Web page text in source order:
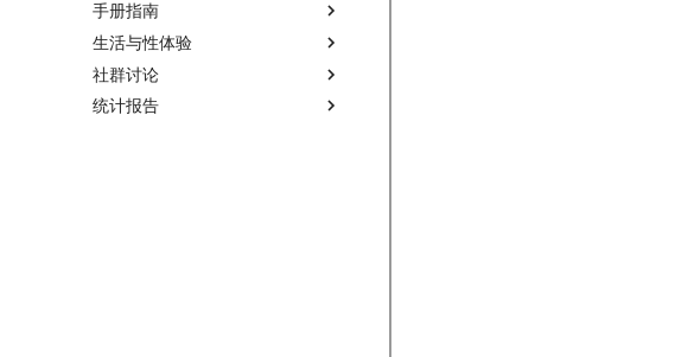
手册指南
生活与性体验
社群讨论
统计报告